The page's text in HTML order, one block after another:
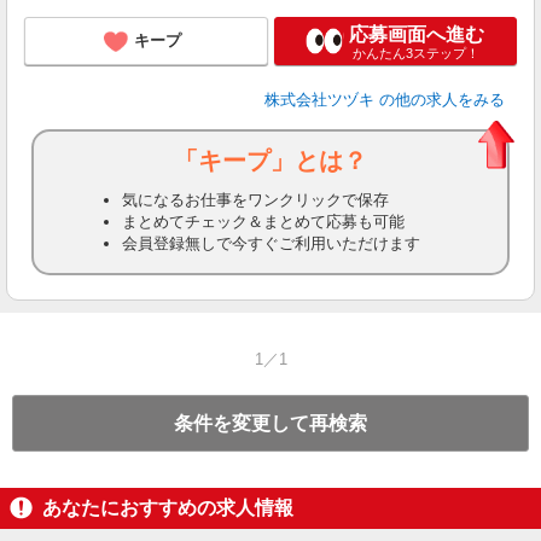
キープ 応募画面へ進む
かんたん3ステップ！
株式会社ツヅキ の他の求人をみる
「キープ」とは？
気になるお仕事をワンクリックで保存
まとめてチェック＆まとめて応募も可能
会員登録無しで今すぐご利用いただけます
1／1
条件を変更して再検索
あなたにおすすめの求人情報